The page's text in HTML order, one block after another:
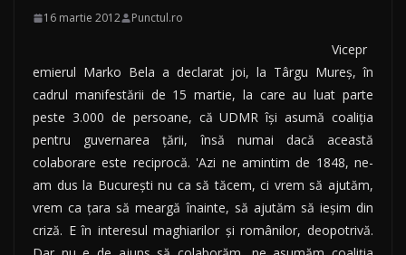
16 martie 2012 Punctul.ro
Vicepr
emierul Marko Bela a declarat joi, la Târgu Mureş, în
cadrul manifestării de 15 martie, la care au luat parte
peste 3.000 de persoane, că UDMR îşi asumă coaliţia
pentru guvernarea ţării, însă numai dacă această
colaborare este reciprocă. 'Azi ne amintim de 1848, ne-
am dus la Bucureşti nu ca să tăcem, ci vrem să ajutăm,
vrem ca ţara să meargă înainte, să ajutăm să ieşim din
criză. E în interesul maghiarilor şi românilor, deopotrivă.